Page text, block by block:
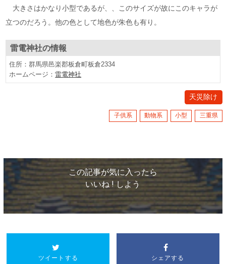
大きさはかなり小型であるが、、このサイズが故にこのキャラが
立つのだろう。他の色として地色が朱色も有り。
雷電神社の情報
住所：群馬県邑楽郡板倉町板倉2334
ホームページ：雷電神社
天災除け
三重県
小型
動物系
子供系
この記事が気に入ったら
いいね ! しよう
ツイートする シェアする